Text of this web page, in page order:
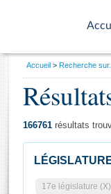
Général
Vous
Accueil Recherche sur...
166761 résultats
17e législature (X)